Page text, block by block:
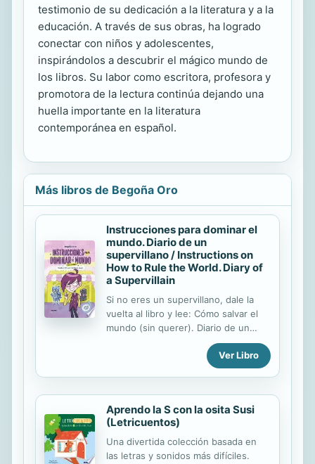
testimonio de su dedicación a la literatura y a la
educación. A través de sus obras, ha logrado
conectar con niños y adolescentes,
inspirándolos a descubrir el mágico mundo de
los libros. Su labor como escritora, profesora y
promotora de la lectura continúa dejando una
huella importante en la literatura
contemporánea en español.
Más libros de Begoña Oro
Instrucciones para dominar el
mundo. Diario de un
supervillano / Instructions on
How to Rule the World. Diary of
a Supervillain
Si no eres un supervillano, dale la
vuelta al libro y lee: Cómo salvar el
mundo (sin querer). Diario de un
héroe por casualidad ¡Adéntrate en
los diarios secretos del héroe y el
supervillano de Panoliburgo! Dos
libro: Uno explica la historia de un
héroe un poco latoso y el otro, las
aventuras de un super- villano en
horas bajas. Las dos historias son
emocionantes, y están llenas de
Ver Libro
Aprendo la S con la osita Susi
(Letricuentos)
Una divertida colección basada en
las letras y sonidos más difíciles.